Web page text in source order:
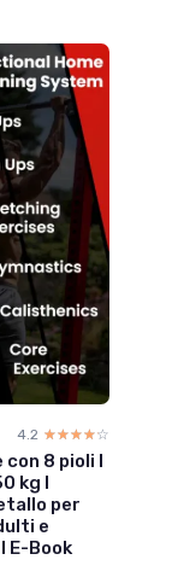
4.2 ☆☆☆☆☆
★★★★★
8 pioli I
kg I
per
e
E-Book